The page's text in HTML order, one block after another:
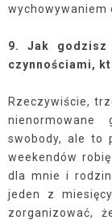
wychowywaniem
9. Jak godzisz
czynnościami,
Rzeczywiście,
swobody, ale to
weekendów
dla mnie i
jeden z
zorganizować,